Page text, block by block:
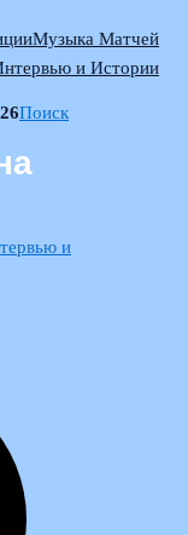
Музыка Матчей
и Истории
Поиск
и